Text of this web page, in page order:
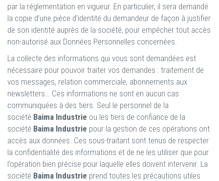
par la réglementation en vigueur. En particulier, il sera demandé
la copie d’une pièce d’identité du demandeur de façon à justifier
de son identité auprès de la société, pour empêcher tout accès
non-autorisé aux Données Personnelles concernées.
La collecte des informations qui vous sont demandées est
nécessaire pour pouvoir traiter vos demandes : traitement de
vos messages, relation commerciale, abonnements aux
newsletters… Ces informations ne sont en aucun cas
communiquées à des tiers. Seul le personnel de la
société Baima Industrie ou les tiers de confiance de la
société Baima Industrie pour la gestion de ces opérations ont
accès aux données. Ces sous-traitant sont tenus de respecter
la confidentialité des informations et de ne les utiliser que pour
l’opération bien précise pour laquelle elles doivent intervenir. La
société Baima Industrie prend toutes les précautions utiles